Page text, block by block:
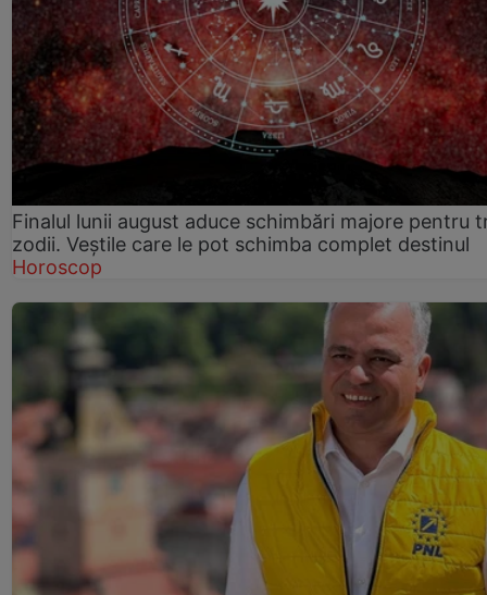
Finalul lunii august aduce schimbări majore pentru
zodii. Veștile care le pot schimba complet destinul
Horoscop